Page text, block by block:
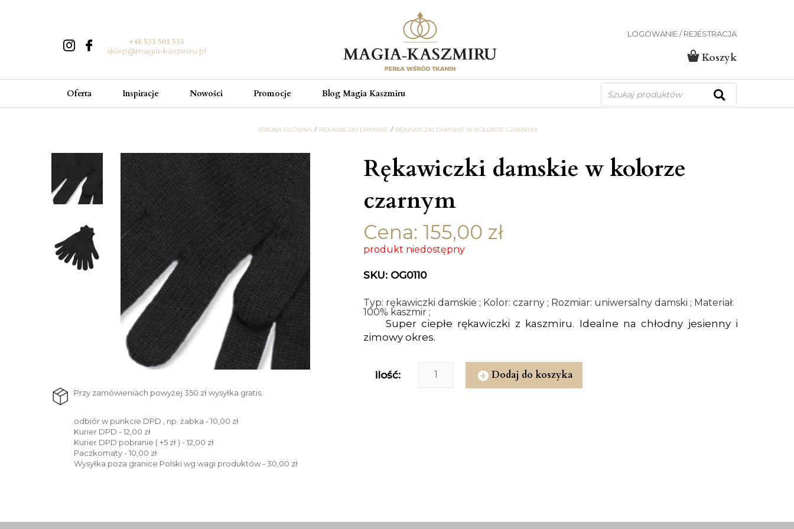
+48 533 501 533
sklep@magia-kaszmiru.pl
LOGOWANIE / REJESTRACJA
Koszyk
Oferta Inspiracje Nowości Promocje Blog Magia Kaszmiru
Wyszukiwarka
produktów
STRONA GŁÓWNA RĘKAWICZKI DAMSKIE RĘKAWICZKI DAMSKIE W KOLORZE CZARNYM
Przy zamówieniach powyżej 350 zł wysyłka gratis.
odbiór w punkcie DPD , np. żabka - 10,00 zł
Kurier DPD - 12,00 zł
Kurier DPD pobranie ( +5 zł ) - 12,00 zł
Paczkomaty - 10,00 zł
Wysyłka poza granice Polski wg wagi produktów - 30,00 zł
Rękawiczki damskie w kolorze
czarnym
Cena: 155,00 zł
produkt niedostępny
SKU: OG0110
Typ: rękawiczki damskie ; Kolor: czarny ; Rozmiar: uniwersalny damski ; Materiał:
100% kaszmir ;
Super ciepłe rękawiczki z kaszmiru. Idealne na chłodny jesienny i
zimowy okres.
ilość: Dodaj do koszyka